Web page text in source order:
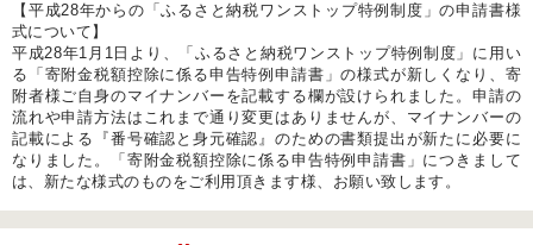
【平成28年からの「ふるさと納税ワンストップ特例制度」の申請書様
式について】
平成28年1月1日より、「ふるさと納税ワンストップ特例制度」に用い
る「寄附金税額控除に係る申告特例申請書」の様式が新しくなり、寄
附者様ご自身のマイナンバーを記載する欄が設けられました。申請の
流れや申請方法はこれまで通り変更はありませんが、マイナンバーの
記載による『番号確認と身元確認』のための書類提出が新たに必要に
なりました。「寄附金税額控除に係る申告特例申請書」につきまして
は、新たな様式のものをご利用頂きます様、お願い致します。